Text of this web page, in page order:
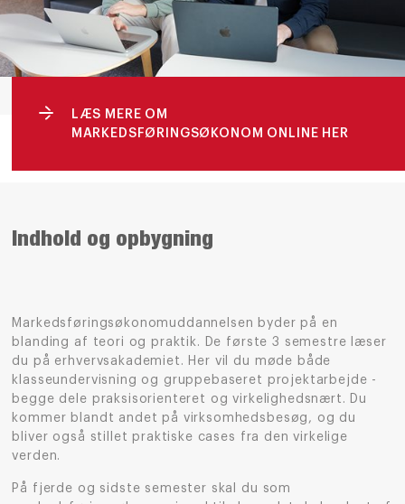
LÆS MERE OM
MARKEDSFØRINGSØKONOM ONLINE HER
Indhold og opbygning
Markedsføringsøkonomuddannelsen byder på en
blanding af teori og praktik. De første 3 semestre læser
du på erhvervsakademiet. Her vil du møde både
klasseundervisning og gruppebaseret projektarbejde -
begge dele praksisorienteret og virkelighedsnært. Du
kommer blandt andet på virksomhedsbesøg, og du
bliver også stillet praktiske cases fra den virkelige
verden.
På fjerde og sidste semester skal du som